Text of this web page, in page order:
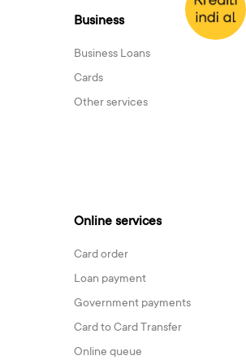
Business
Business Loans
Cards
Other services
Online services
Card order
Loan payment
Government payments
Card to Card Transfer
Online queue